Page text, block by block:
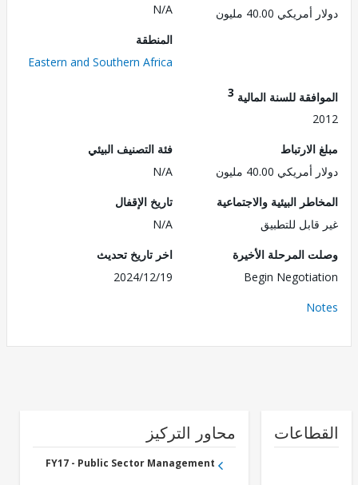
40.00 مليون
Eastern and Southern Africa
للسنة المالية3
40.00 مليون
فئة التصنيف البيئي
البيئية والاجتماعية
للتطبيق
تاريخ الإقفال
المرحلة الأخيرة
Begin
اخر تاريخ تحديث
2024/12/19
محاور التركيز
FY17 - Public Sector Management